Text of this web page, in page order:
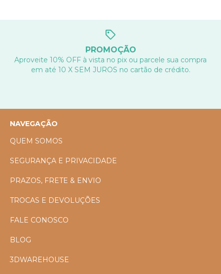
PROMOÇÃO
Aproveite 10% OFF à vista no pix ou parcele sua compra
em até 10 X SEM JUROS no cartão de crédito.
NAVEGAÇÃO
QUEM SOMOS
SEGURANÇA E PRIVACIDADE
PRAZOS, FRETE & ENVIO
TROCAS E DEVOLUÇÕES
FALE CONOSCO
BLOG
3DWAREHOUSE